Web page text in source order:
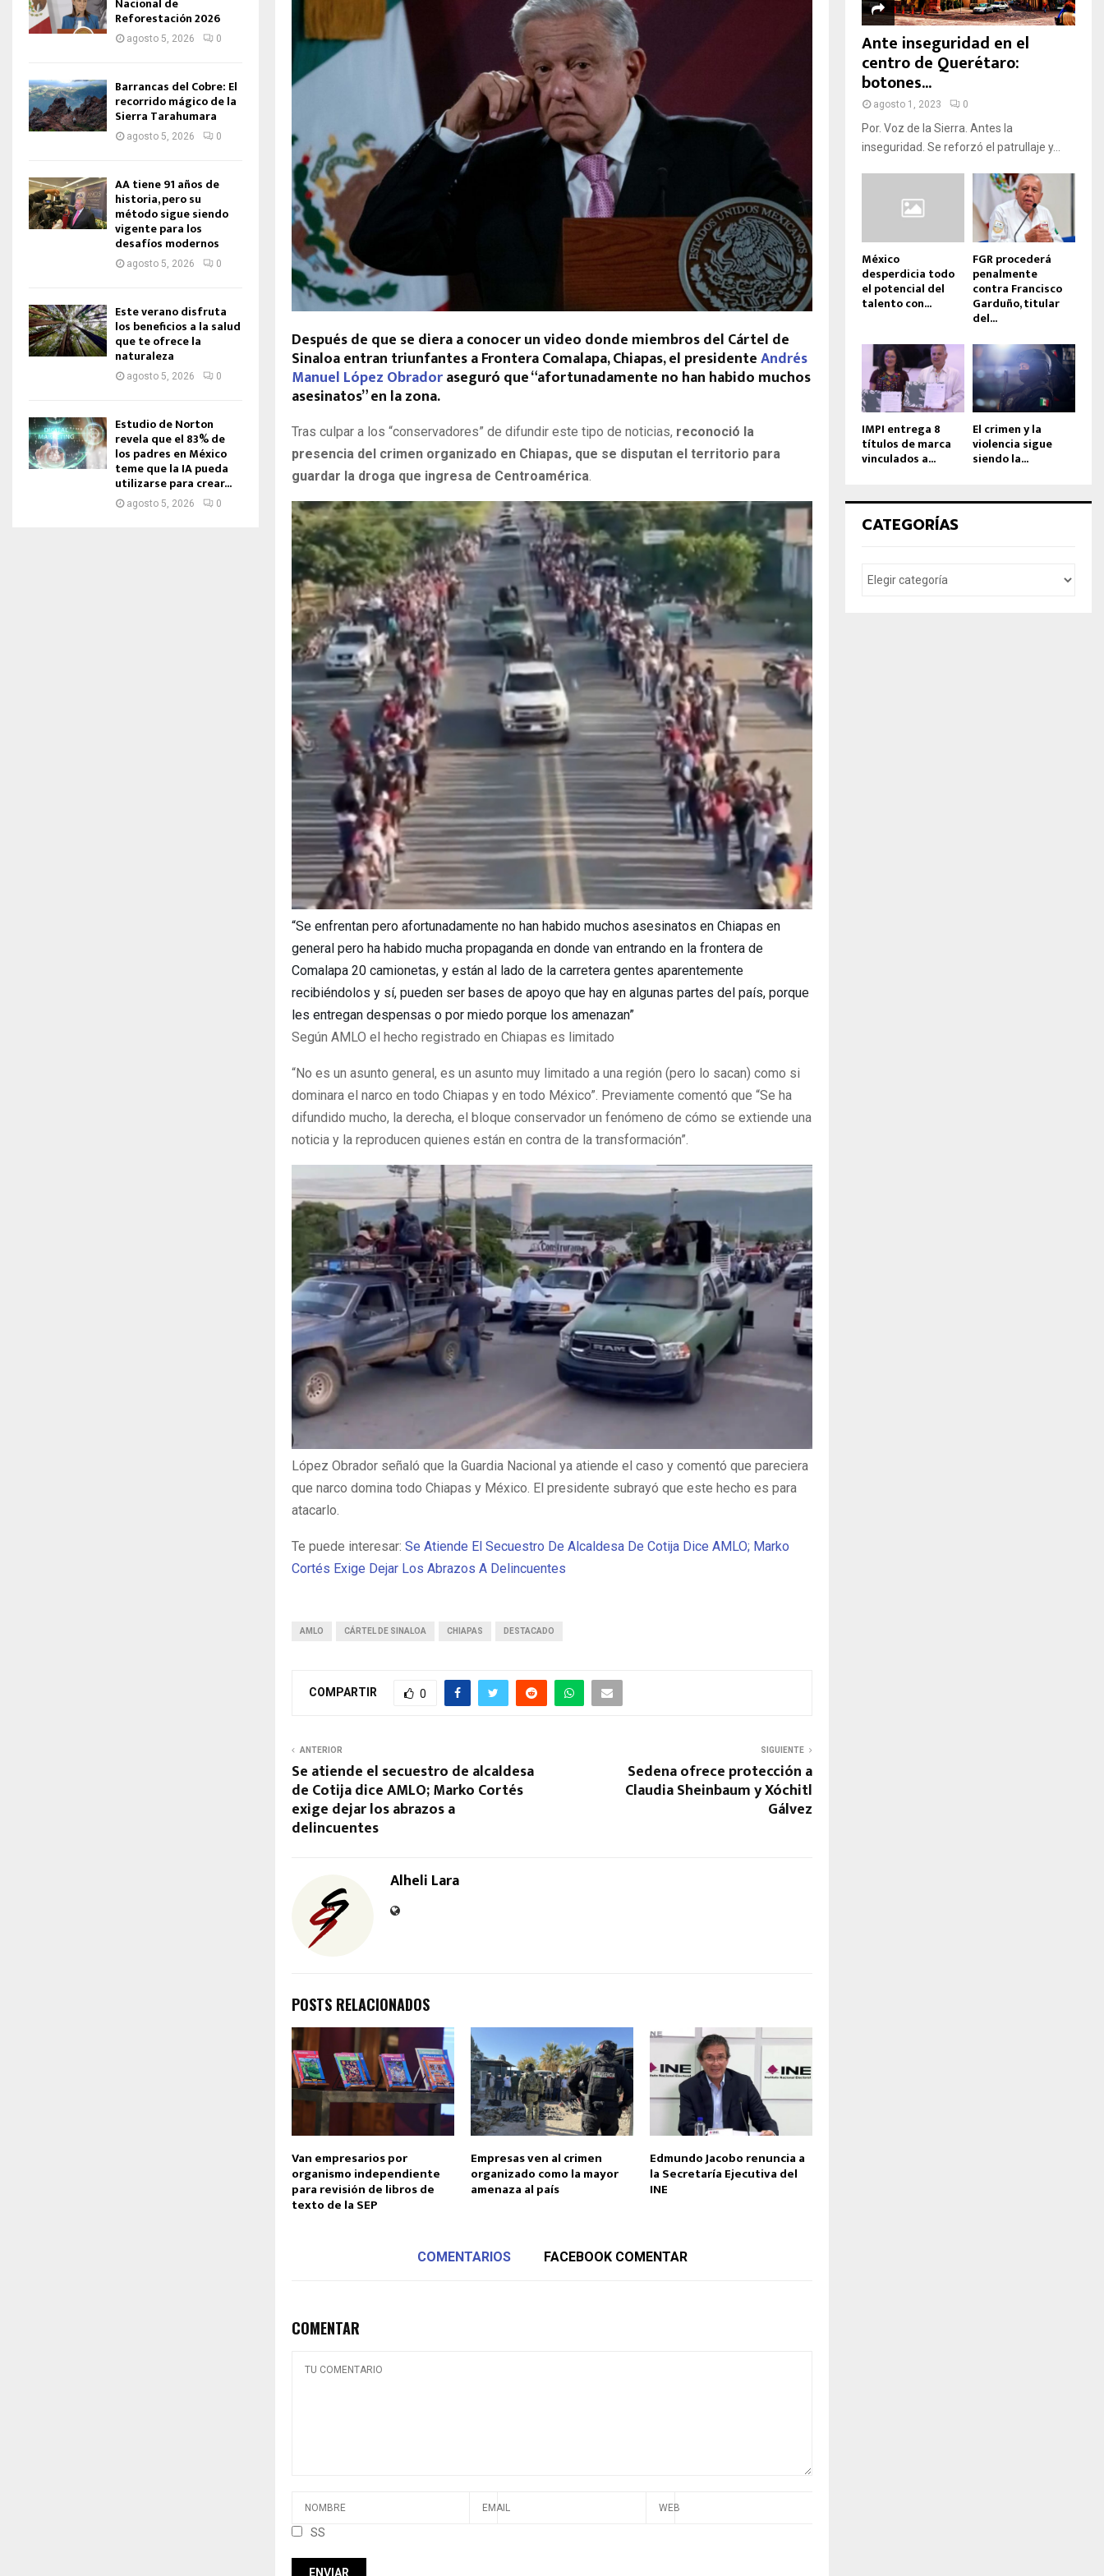
Después de que se diera a conocer un video donde miembros del Cártel de
Sinaloa entran triunfantes a Frontera Comalapa, Chiapas, el presidenteAndrés
Manuel López Obradoraseguró que “afortunadamente no han habido muchos
asesinatos” en la zona.
Tras culpar a los “conservadores” de difundir este tipo de noticias, reconoció la
presencia del crimen organizado en Chiapas, que se disputan el territorio para
guardar la droga que ingresa de Centroamérica
“Se enfrentan pero afortunadamente no han habido muchos asesinatos en Chiapas en
general pero ha habido mucha propaganda en donde van entrando en la frontera de
Comalapa 20 camionetas, y están al lado de la carretera gentes aparentemente
recibiéndolos y sí, pueden ser bases de apoyo que hay en algunas partes del país, porque
les entregan despensas o por miedo porque los amenazan”
Según AMLO el hecho registrado en Chiapas es limitado
“No es un asunto general, es un asunto muy limitado a una región (pero lo sacan) como si
dominara el narco en todo Chiapas y en todo México”. Previamente comentó que “Se ha
difundido mucho, la derecha, el bloque conservador un fenómeno de cómo se extiende una
noticia y la reproducen quienes están en contra de la transformación”.
López Obrador señaló que la Guardia Nacional ya atiende el caso y comentó que pareciera
que narco domina todo Chiapas y México. El presidente subrayó que este hecho es para
atacarlo.
Te puede interesar: Se Atiende El Secuestro De Alcaldesa De Cotija Dice AMLO; Marko
Cortés Exige Dejar Los Abrazos A Delincuentes
AMLO CÁRTEL DE SINALOA CHIAPAS DESTACADO
COMPARTIR 0
ANTERIOR
Se atiende el secuestro de alcaldesa
de Cotija dice AMLO; Marko Cortés
exige dejar los abrazos a
delincuentes
SIGUIENTE
Sedena ofrece protección a
Claudia Sheinbaum y Xóchitl
Gálvez
Alheli Lara
POSTS RELACIONADOS
Van empresarios por
organismo independiente
para revisión de libros de
texto de la SEP
Empresas ven al crimen
organizado como la mayor
amenaza al país
Edmundo Jacobo renuncia a
la Secretaría Ejecutiva del
INE
COMENTARIOS FACEBOOK COMENTAR
COMENTAR
SS
Reforestación 2026
agosto 5, 2026 0
Barrancas del Cobre: El
recorrido mágico de la
Sierra Tarahumara
agosto 5, 2026 0
AA tiene 91 años de
historia, pero su
método sigue siendo
vigente para los
desafíos modernos
agosto 5, 2026 0
Este verano disfruta
los beneficios a la salud
que te ofrece la
naturaleza
agosto 5, 2026 0
Estudio de Norton
revela que el 83% de
los padres en México
teme que la IA pueda
utilizarse para crear...
agosto 5, 2026 0
Ante inseguridad en el
centro de Querétaro:
botones...
agosto 1, 2023 0
Por. Voz de la Sierra. Antes la
inseguridad. Se reforzó el patrullaje y...
México
desperdicia todo
el potencial del
talento con...
FGR procederá
penalmente
contra Francisco
Garduño, titular
del...
IMPI entrega 8
títulos de marca
vinculados a...
El crimen y la
violencia sigue
siendo la...
CATEGORÍAS